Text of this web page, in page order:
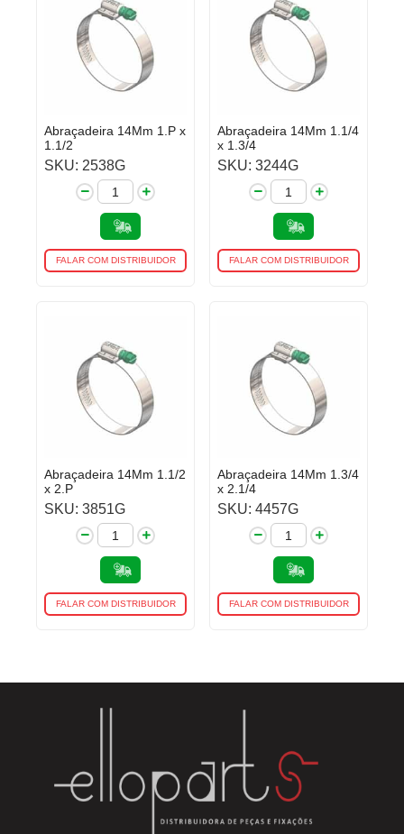
Abraçadeira 14Mm 1.P x
1.1/2
SKU: 2538G
FALAR COM DISTRIBUIDOR
Abraçadeira 14Mm 1.1/4
x 1.3/4
SKU: 3244G
FALAR COM DISTRIBUIDOR
Abraçadeira 14Mm 1.1/2
x 2.P
SKU: 3851G
FALAR COM DISTRIBUIDOR
Abraçadeira 14Mm 1.3/4
x 2.1/4
SKU: 4457G
FALAR COM DISTRIBUIDOR